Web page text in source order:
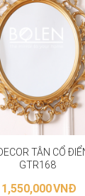
TÂN CỔ
GTR168
1,550,000VNĐ